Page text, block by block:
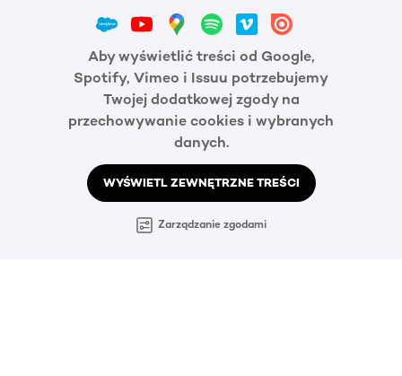
Aby wyświetlić treści od Google,
Spotify, Vimeo i Issuu potrzebujemy
Twojej dodatkowej zgody na
przechowywanie cookies i wybranych
danych.
WYŚWIETL ZEWNĘTRZNE TREŚCI
Zarządzanie zgodami